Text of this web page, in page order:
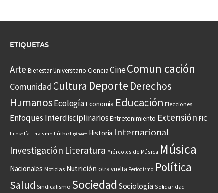
ETIQUETAS
Arte Bienestar Universitario Ciencia CineComunicación
Comunidad Cultura Deporte Derechos
Humanos EcologíaEconomía Educación Elecciones
Enfoques Interdisciplinarios Entretenimiento Extensión FIC
Filosofía Frikismo Fútbol género Historia Internacional
Investigación Literatura Miércoles de Música Música
Nacionales Noticias Nutrición otra vuelta Periodismo Política
Salud Sindicalismo Sociedad Sociología Solidaridad